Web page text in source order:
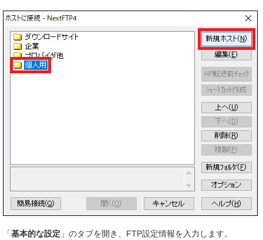
「基本的な設定 」のタブを開き、FTP設定情報を入力します。